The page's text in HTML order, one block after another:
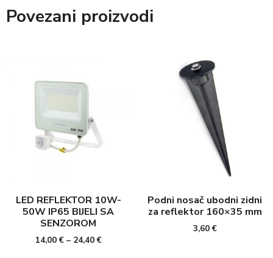
Povezani proizvodi
LED REFLEKTOR 10W-
50W IP65 BIJELI SA
SENZOROM
14,00€ – 24,40€
Podni nosač ubodni zidni
za reflektor 160×35 mm
3,60€